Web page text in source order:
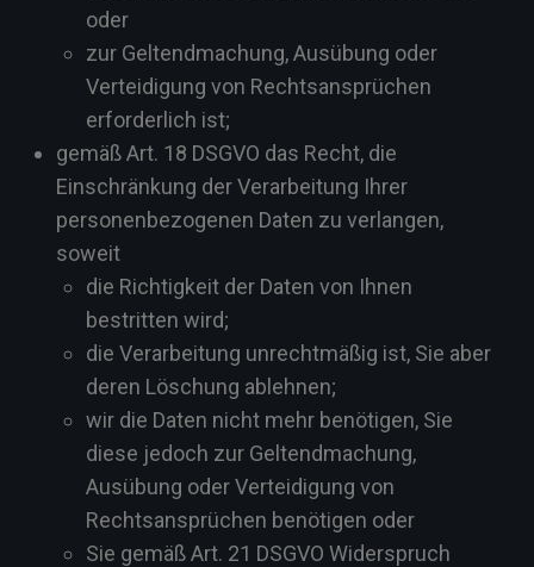
oder
zur Geltendmachung, Ausübung oder
Verteidigung von Rechtsansprüchen
erforderlich ist;
gemäß Art. 18 DSGVO das Recht, die
Einschränkung der Verarbeitung Ihrer
personenbezogenen Daten zu verlangen,
soweit
die Richtigkeit der Daten von Ihnen
bestritten wird;
die Verarbeitung unrechtmäßig ist, Sie aber
deren Löschung ablehnen;
wir die Daten nicht mehr benötigen, Sie
diese jedoch zur Geltendmachung,
Ausübung oder Verteidigung von
Rechtsansprüchen benötigen oder
Sie gemäß Art. 21 DSGVO Widerspruch